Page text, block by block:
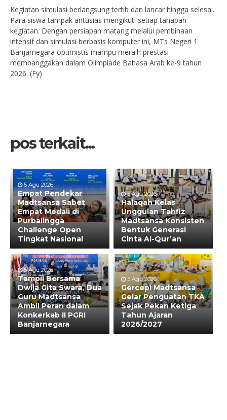
Kegiatan simulasi berlangsung tertib dan lancar hingga selesai.
Para siswa tampak antusias mengikuti setiap tahapan
kegiatan. Dengan persiapan matang melalui pembinaan
intensif dan simulasi berbasis komputer ini, MTs Negeri 1
Banjarnegara optimistis mampu meraih prestasi
membanggakan dalam Olimpiade Bahasa Arab ke-9 tahun
2026. (Fy)
pos terkait...
5 Agu 2026
Empat Pendekar
Madtsansa Sabet
Empat Medali di
Purbalingga
Challenge Open
Tingkat Nasional
5 Agu 2026
Halaqah Kelas
Unggulan Tahfiz
Madtsansa Konsisten
Bentuk Generasi
Cinta Al-Qur’an
5 Agu 2026
Tampil Bersama
Dwija Gita Swara, Dua
Guru Madtsansa
Ambil Peran dalam
Konkerkab II PGRI
Banjarnegara
5 Agu 2026
Gercep! Madtsansa
Gelar Penguatan TKA
Sejak Pekan Ketiga
Tahun Ajaran
2026/2027